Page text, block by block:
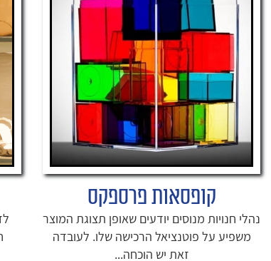
קופסאות פרספקס
נהלי חנויות מנוסים יודעים שאופן תצוגת המוצר
משפיע על פוטנציאל הרכישה שלו. לעובדה
זאת יש הוכחה...